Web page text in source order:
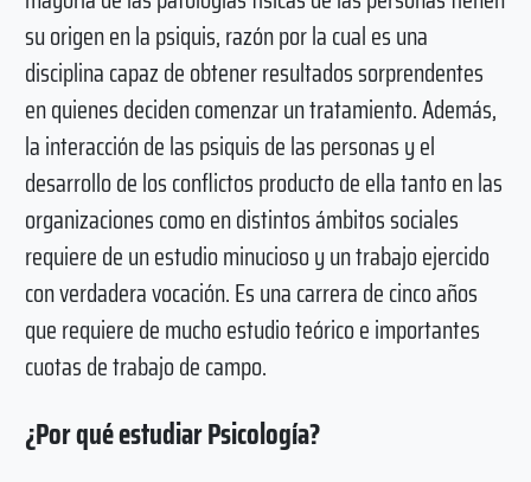
su origen en la psiquis, razón por la cual es una
disciplina capaz de obtener resultados sorprendentes
en quienes deciden comenzar un tratamiento. Además,
la interacción de las psiquis de las personas y el
desarrollo de los conflictos producto de ella tanto en las
organizaciones como en distintos ámbitos sociales
requiere de un estudio minucioso y un trabajo ejercido
con verdadera vocación. Es una carrera de cinco años
que requiere de mucho estudio teórico e importantes
cuotas de trabajo de campo.
¿Por qué estudiar Psicología?